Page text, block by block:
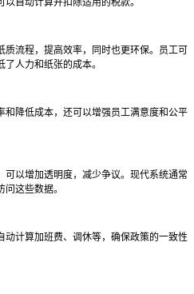
自动计算并扣除适用的税款。
流程，提高效率，同时也更环保。员工可
人力和纸张的成本。
和降低成本，还可以增强员工满意度和公平
以增加透明度，减少争议。现代系统通常
这些数据。
动计算加班费、调休等，确保政策的一致性